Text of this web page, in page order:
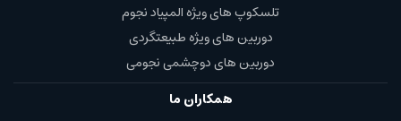
تلسکوپ های ویژه المپیاد نجوم
دوربین های ویژه طبیعتگردی
دوربین های دوچشمی نجومی
همکاران ما